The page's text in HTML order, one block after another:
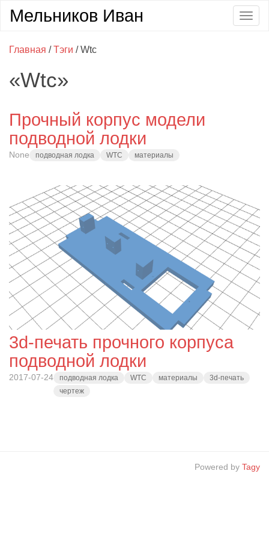
Мельников Иван
Главная /Тэги / Wtc
«Wtc»
Прочный корпус модели
подводной лодки
None подводная лодка WTC материалы
3d-печать прочного корпуса
подводной лодки
2017-07-24 подводная лодка WTC материалы
3d-печать
чертеж
Powered by Tagy